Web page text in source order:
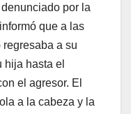
por la
que a las
a su
hija hasta el
el agresor. El
a la cabeza y la